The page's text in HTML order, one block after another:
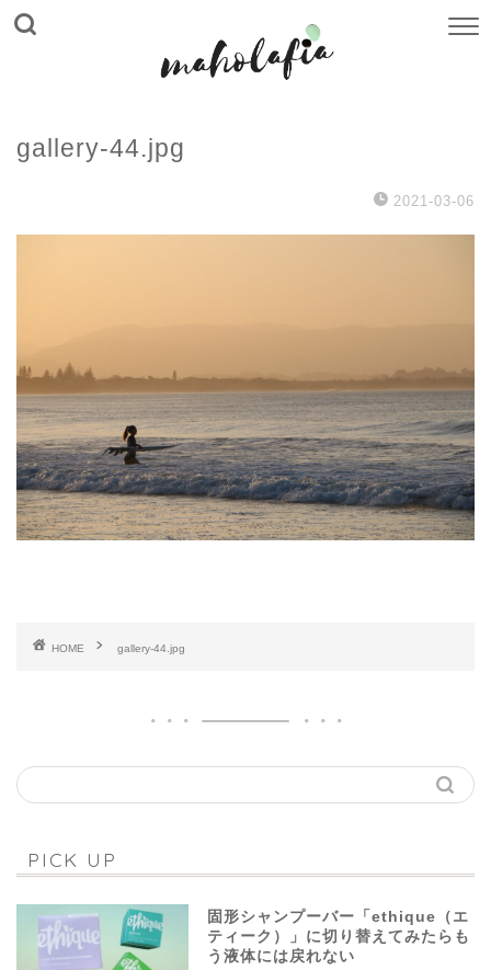
gallery-44.jpg
2021-03-06
HOME gallery-44.jpg
PICK UP
固形シャンプーバー「ethique（エ
ティーク）」に切り替えてみたらも
う液体には戻れない